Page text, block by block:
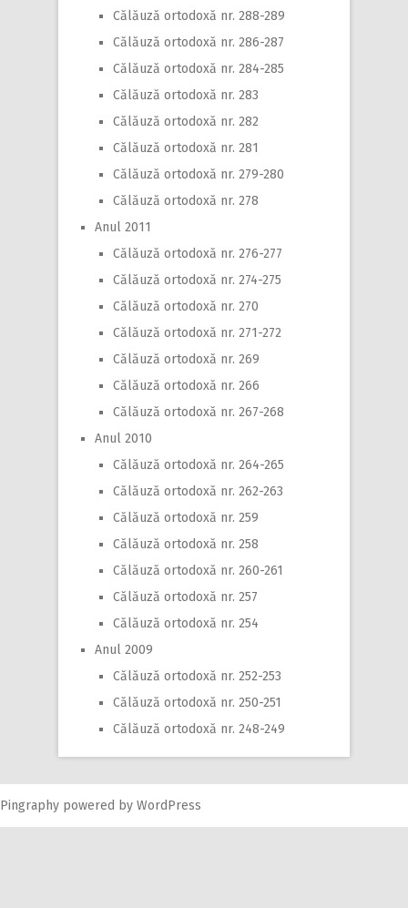
Călăuză ortodoxă nr. 288-289
Călăuză ortodoxă nr. 286-287
Călăuză ortodoxă nr. 284-285
Călăuză ortodoxă nr. 283
Călăuză ortodoxă nr. 282
Călăuză ortodoxă nr. 281
Călăuză ortodoxă nr. 279-280
Călăuză ortodoxă nr. 278
Anul 2011
Călăuză ortodoxă nr. 276-277
Călăuză ortodoxă nr. 274-275
Călăuză ortodoxă nr. 270
Călăuză ortodoxă nr. 271-272
Călăuză ortodoxă nr. 269
Călăuză ortodoxă nr. 266
Călăuză ortodoxă nr. 267-268
Anul 2010
Călăuză ortodoxă nr. 264-265
Călăuză ortodoxă nr. 262-263
Călăuză ortodoxă nr. 259
Călăuză ortodoxă nr. 258
Călăuză ortodoxă nr. 260-261
Călăuză ortodoxă nr. 257
Călăuză ortodoxă nr. 254
Anul 2009
Călăuză ortodoxă nr. 252-253
Călăuză ortodoxă nr. 250-251
Călăuză ortodoxă nr. 248-249
Pingraphy powered by WordPress